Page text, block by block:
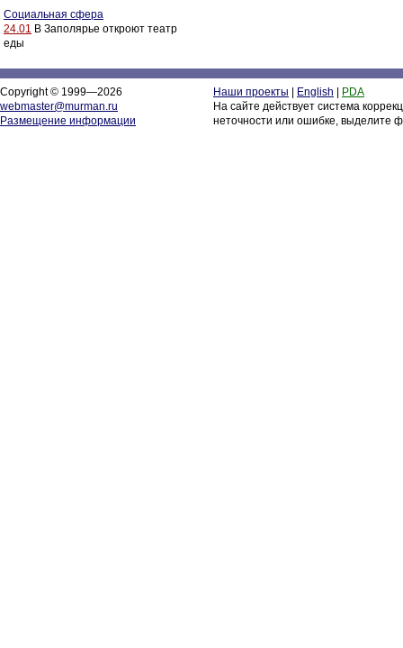
Социальная сфера
24.01 В Заполярье откроют театр
еды
Copyright © 1999—2026
webmaster@murman.ru
Размещение информации
Наши проекты English
PDA
На сайте действует система
неточности или ошибке, выделите